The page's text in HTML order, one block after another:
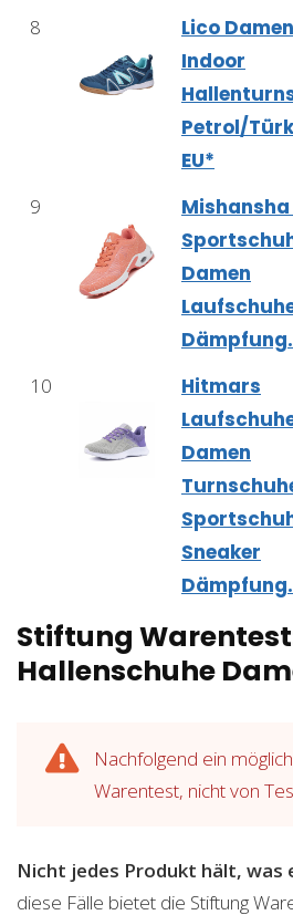
8
Lico
Indoor
Petrol/
EU*
9
Damen
10
Hitmars
Damen
Sneaker
Stiftung
Hallenschuhe
Nachfolgend ein
Warentest, nicht von
Nicht jedes Produkt hält, was
diese Fälle bietet die Stiftung